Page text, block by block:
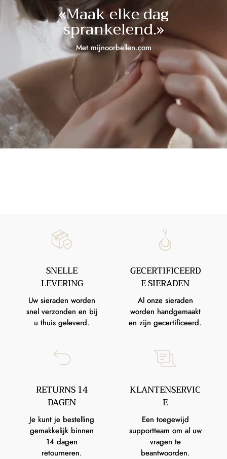
«Maak elke dag
sprankelend.»
Met mijnoorbellen.com
SNELLE
LEVERING
Uw sieraden worden
snel verzonden en bij
u thuis geleverd.
GECERTIFICEERD
E SIERADEN
Al onze sieraden
worden handgemaakt
en zijn gecertificeerd.
RETURNS 14
DAGEN
Je kunt je bestelling
gemakkelijk binnen
14 dagen
retourneren.
KLANTENSERVIC
E
Een toegewijd
supportteam om al uw
vragen te
beantwoorden.